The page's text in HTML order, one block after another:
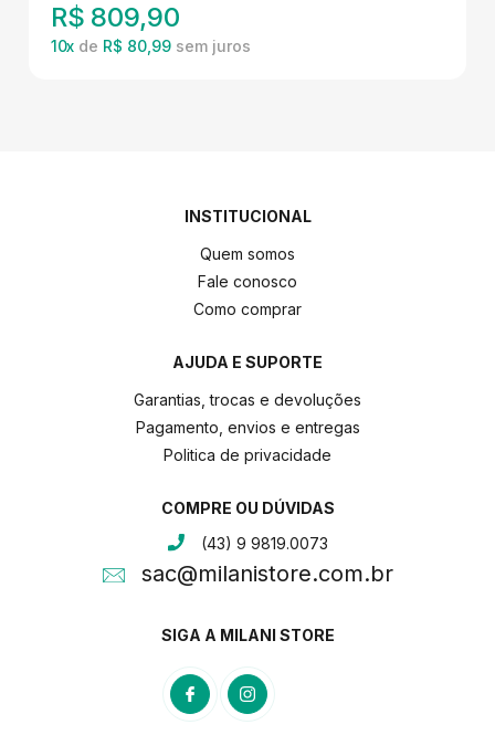
R$ 809,90
10x de R$ 80,99
INSTITUCIONAL
Quem somos
Fale conosco
Como comprar
AJUDA E SUPORTE
Garantias, trocas e devoluções
Pagamento, envios e entregas
Politica de privacidade
COMPRE OU DÚVIDAS
(43) 9 9819.0073
sac@milanistore.com.br
SIGA A MILANI STORE